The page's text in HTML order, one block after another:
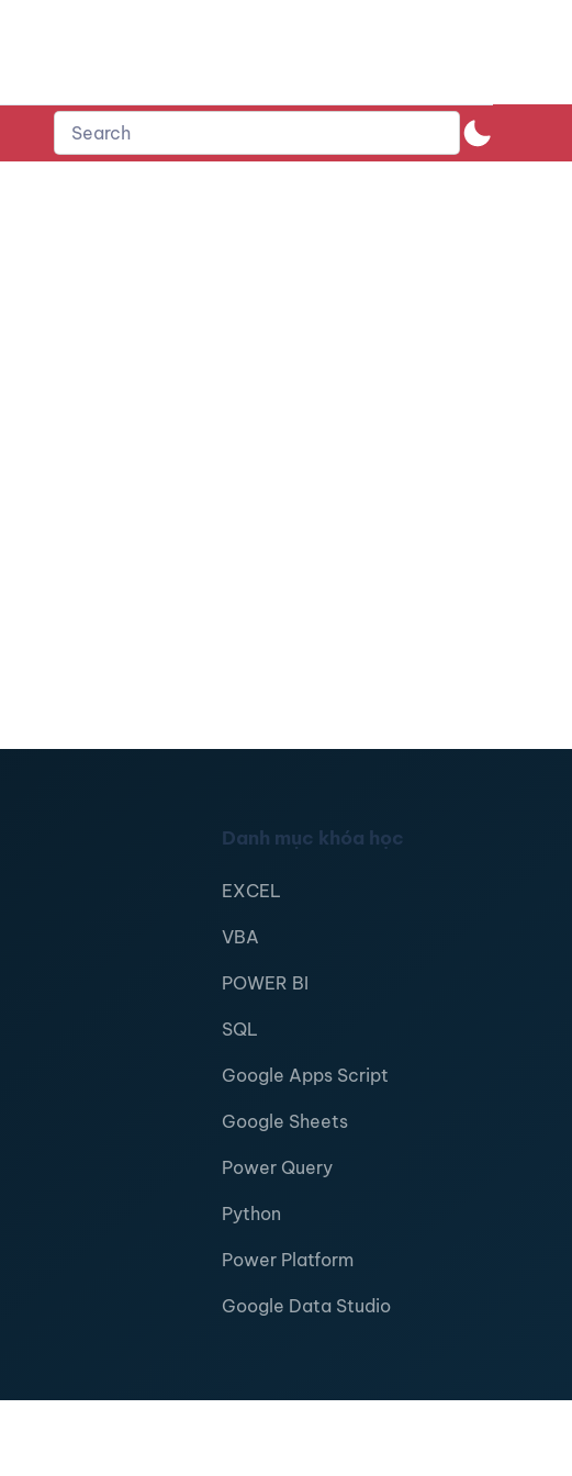
Danh mục khóa học
EXCEL
VBA
POWER BI
SQL
Google Apps Script
Google Sheets
Power Query
Python
Power Platform
Google Data Studio